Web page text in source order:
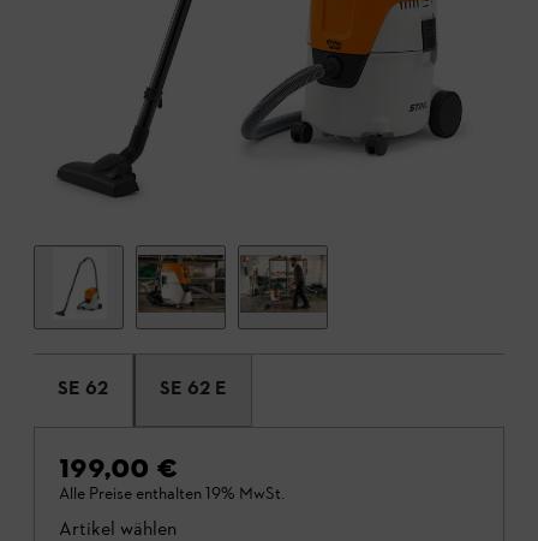
SE 62 SE 62 E
199,00 €
Alle Preise enthalten 19% MwSt.
Artikel wählen